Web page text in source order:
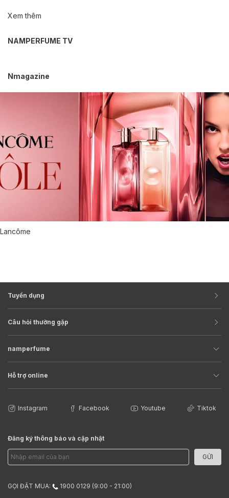
Xem thêm
NAMPERFUME TV
Nmagazine
Lancôme
Tuyển dụng
Câu hỏi thường gặp
namperfume
Hỗ trợ online
Instagram Facebook Youtube Tiktok
Đăng ký thông báo và cập nhật
GỬI
GỌI ĐẶT MUA: 1900 0129 (9:00 - 21:00)